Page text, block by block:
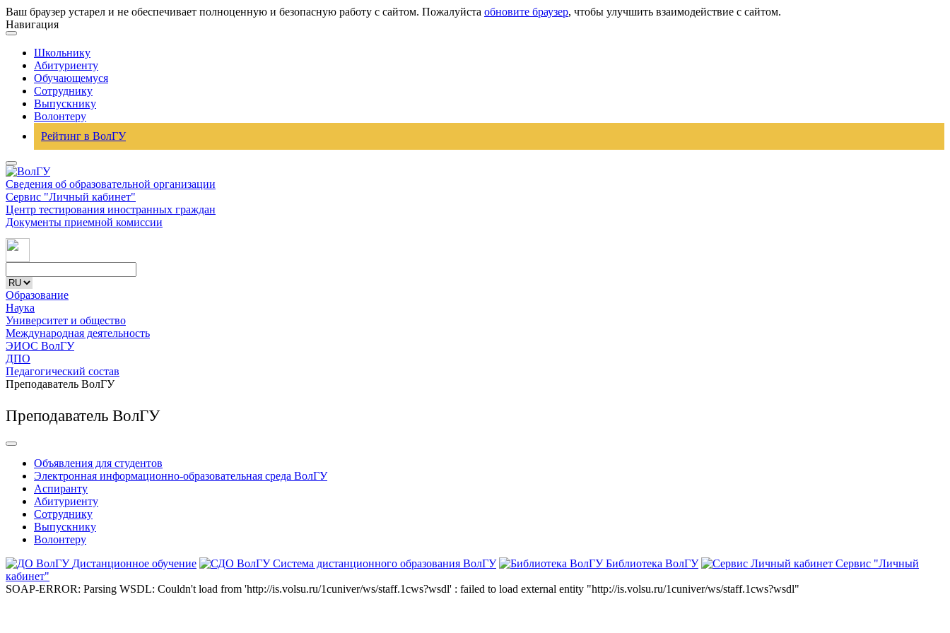
Ваш браузер устарел и не обеспечивает полноценную и безопасную работу с сайтом. Пожалуйста обновите браузер, чтобы улучшить взаимодействие с сайтом.
Навигация
Школьнику
Абитуриенту
Обучающемуся
Сотруднику
Выпускнику
Волонтеру
Рейтинг в ВолГУ
Сведения об образовательной организации
Сервис "Личный кабинет"
Центр тестирования иностранных граждан
Документы приемной комиссии
Образование
Наука
Университет и общество
Международная деятельность
ЭИОС ВолГУ
ДПО
Педагогический состав
Преподаватель ВолГУ
Преподаватель ВолГУ
Объявления для студентов
Электронная информационно-образовательная среда ВолГУ
Аспиранту
Абитуриенту
Сотруднику
Выпускнику
Волонтеру
Дистанционное обучение
Система дистанционного образования ВолГУ Библиотека ВолГУ
Сервис "Личный
кабинет"
SOAP-ERROR: Parsing WSDL: Couldn't load from 'http://is.volsu.ru/1cuniver/ws/staff.1cws?wsdl' : failed to load external entity "http://is.volsu.ru/1cuniver/ws/staff.1cws?wsdl"